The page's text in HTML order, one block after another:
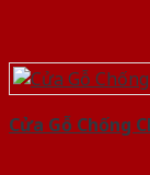
Cửa Gỗ Chống